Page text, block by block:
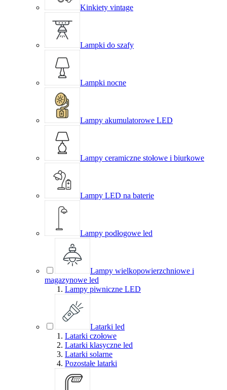
Kinkiety vintage
Lampki do szafy
Lampki nocne
Lampy akumulatorowe LED
Lampy ceramiczne stołowe i biurkowe
Lampy LED na baterie
Lampy podłogowe led
Lampy wielkopowierzchniowe i
magazynowe led
Lampy piwniczne LED
Latarki led
Latarki czołowe
Latarki klasyczne led
Latarki solarne
Pozostałe latarki